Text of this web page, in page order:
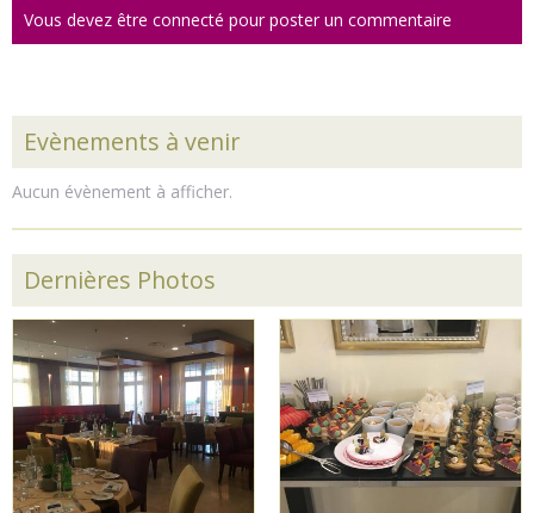
Vous devez être connecté pour poster un commentaire
Evènements à venir
Aucun évènement à afficher.
Dernières Photos